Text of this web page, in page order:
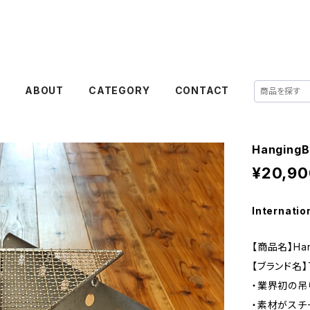
ABOUT CATEGORY CONTACT
【商品名】
【ブランド
・業界初の
・素材がス